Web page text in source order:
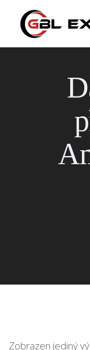
Zobrazen jediný